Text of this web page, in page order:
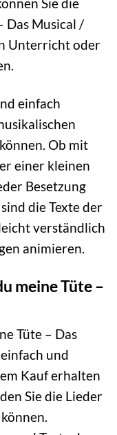
Das Musical /
Unterricht oder
einfach
Ob mit
einer kleinen
Besetzung
die Texte der
verständlich
animieren.
meine Tüte –
Tüte – Das
und
Kauf erhalten
Sie die Lieder